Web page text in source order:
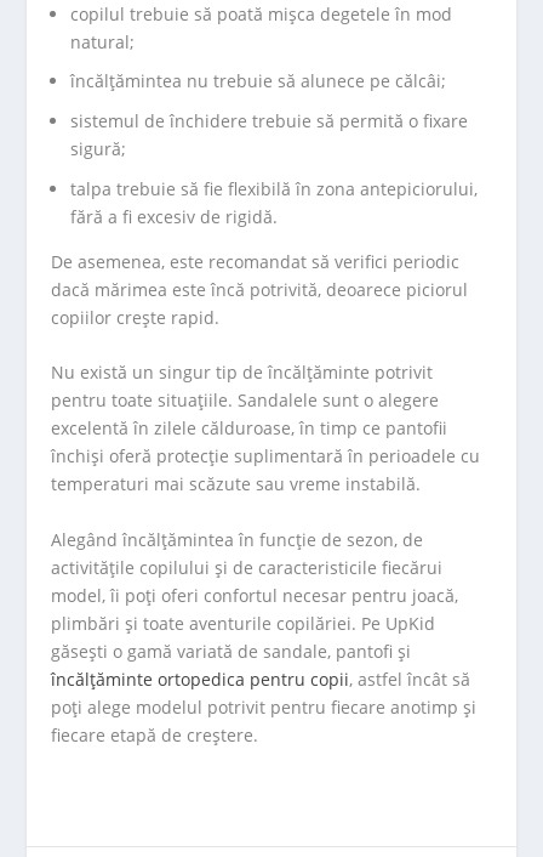
copilul trebuie să poată mișca degetele în mod
natural;
încălțămintea nu trebuie să alunece pe călcâi;
sistemul de închidere trebuie să permită o fixare
sigură;
talpa trebuie să fie flexibilă în zona antepiciorului,
fără a fi excesiv de rigidă.
De asemenea, este recomandat să verifici periodic
dacă mărimea este încă potrivită, deoarece piciorul
copiilor crește rapid.
Nu există un singur tip de încălțăminte potrivit
pentru toate situațiile. Sandalele sunt o alegere
excelentă în zilele călduroase, în timp ce pantofii
închiși oferă protecție suplimentară în perioadele cu
temperaturi mai scăzute sau vreme instabilă.
Alegând încălțămintea în funcție de sezon, de
activitățile copilului și de caracteristicile fiecărui
model, îi poți oferi confortul necesar pentru joacă,
plimbări și toate aventurile copilăriei. Pe UpKid
găsești o gamă variată de sandale, pantofi și
încălțăminte ortopedica pentru copii, astfel încât să
poți alege modelul potrivit pentru fiecare anotimp și
fiecare etapă de creștere.